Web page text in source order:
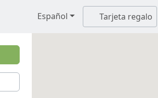
Español Tarjeta regalo